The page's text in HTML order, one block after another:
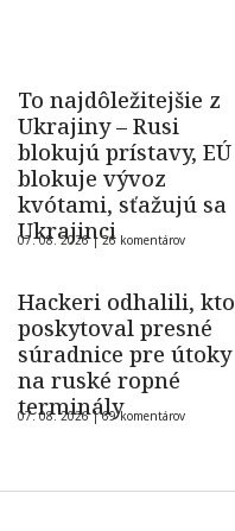
To najdôležitejšie z
Ukrajiny – Rusi
blokujú prístavy, EÚ
blokuje vývoz
kvótami, sťažujú sa
Ukrajinci
07. 08. 2026 |26 komentárov
Hackeri odhalili, kto
poskytoval presné
súradnice pre útoky
na ruské ropné
terminály
07. 08. 2026 |69 komentárov